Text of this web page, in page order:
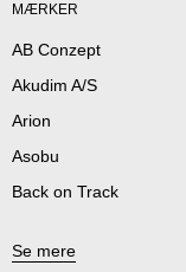
MÆRKER
AB Conzept
Akudim A/S
Arion
Asobu
Back on Track
Se mere